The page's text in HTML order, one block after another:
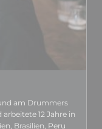
am Drummers
12 Jahre in
Brasi­lien, Peru